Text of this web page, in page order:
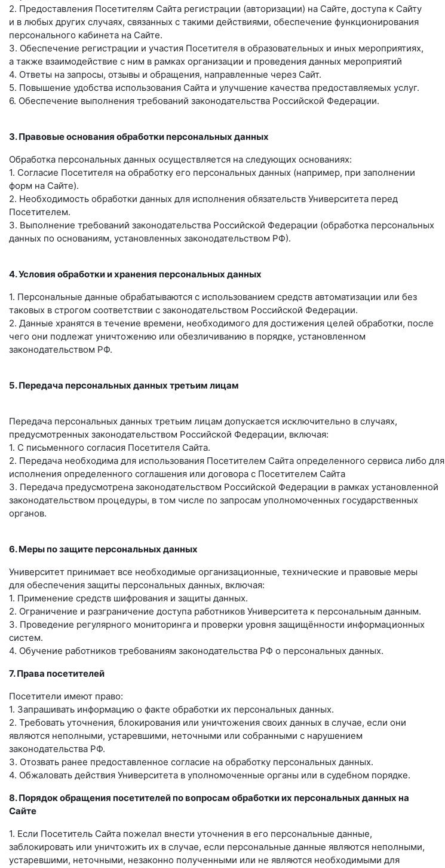
2. Предоставления Посетителям Сайта регистрации (авторизации) на Сайте, доступа к Сайту
и в любых других случаях, связанных с такими действиями, обеспечение функционирования
персонального кабинета на Сайте.
3. Обеспечение регистрации и участия Посетителя в образовательных и иных мероприятиях,
а также взаимодействие с ним в рамках организации и проведения данных мероприятий
4. Ответы на запросы, отзывы и обращения, направленные через Сайт.
5. Повышение удобства использования Сайта и улучшение качества предоставляемых услуг.
6. Обеспечение выполнения требований законодательства Российской Федерации.
3. Правовые основания обработки персональных данных
Обработка персональных данных осуществляется на следующих основаниях:
1. Согласие Посетителя на обработку его персональных данных (например, при заполнении
форм на Сайте).
2. Необходимость обработки данных для исполнения обязательств Университета перед
Посетителем.
3. Выполнение требований законодательства Российской Федерации (обработка персональных
данных по основаниям, установленных законодательством РФ).
4. Условия обработки и хранения персональных данных
1. Персональные данные обрабатываются с использованием средств автоматизации или без
таковых в строгом соответствии с законодательством Российской Федерации.
2. Данные хранятся в течение времени, необходимого для достижения целей обработки, после
чего они подлежат уничтожению или обезличиванию в порядке, установленном
законодательством РФ.
5. Передача персональных данных третьим лицам
Передача персональных данных третьим лицам допускается исключительно в случаях,
предусмотренных законодательством Российской Федерации, включая:
1. С письменного согласия Посетителя Сайта.
2. Передача необходима для использования Посетителем Сайта определенного сервиса либо для
исполнения определенного соглашения или договора с Посетителем Сайта
3. Передача предусмотрена законодательством Российской Федерации в рамках установленной
законодательством процедуры, в том числе по запросам уполномоченных государственных
органов.
6. Меры по защите персональных данных
Университет принимает все необходимые организационные, технические и правовые меры
для обеспечения защиты персональных данных, включая:
1. Применение средств шифрования и защиты данных.
2. Ограничение и разграничение доступа работников Университета к персональным данным.
3. Проведение регулярного мониторинга и проверки уровня защищённости информационных
систем.
4. Обучение работников требованиям законодательства РФ о персональных данных.
7. Права посетителей
Посетители имеют право:
1. Запрашивать информацию о факте обработки их персональных данных.
2. Требовать уточнения, блокирования или уничтожения своих данных в случае, если они
являются неполными, устаревшими, неточными или собранными с нарушением
законодательства РФ.
3. Отозвать ранее предоставленное согласие на обработку персональных данных.
4. Обжаловать действия Университета в уполномоченные органы или в судебном порядке.
8. Порядок обращения посетителей по вопросам обработки их персональных данных на
Сайте
1. Если Посетитель Сайта пожелал внести уточнения в его персональные данные,
заблокировать или уничтожить их в случае, если персональные данные являются неполными,
устаревшими, неточными, незаконно полученными или не являются необходимыми для